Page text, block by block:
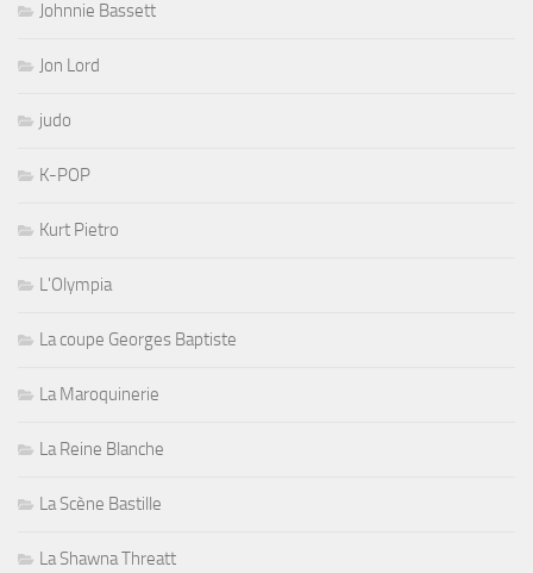
Johnnie Bassett
Jon Lord
judo
K-POP
Kurt Pietro
L'Olympia
La coupe Georges Baptiste
La Maroquinerie
La Reine Blanche
La Scène Bastille
La Shawna Threatt